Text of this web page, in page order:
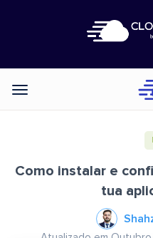
Categories
Como instalar e
tua